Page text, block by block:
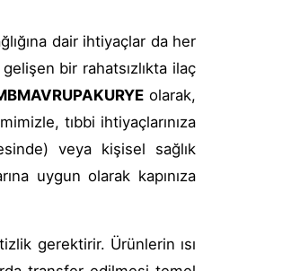
dair ihtiyaçlar da her
bir rahatsızlıkta ilaç
olarak,
tıbbi ihtiyaçlarınıza
veya kişisel sağlık
uygun olarak kapınıza
gerektirir. Ürünlerin ısı